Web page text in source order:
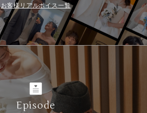
お客様リアルボイス一覧
Episode